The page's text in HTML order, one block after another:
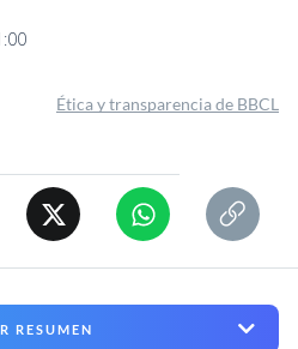
Ética y transparencia de BBCL
RESUMEN